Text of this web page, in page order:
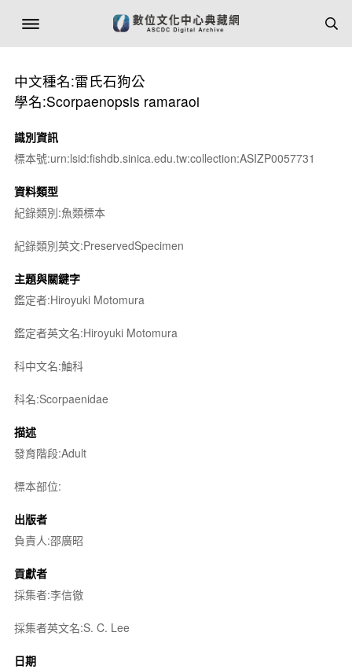
中文種名:雷氏石狗公
學名:Scorpaenopsis ramaraoi
識別資訊
標本號:urn:lsid:fishdb.sinica.edu.tw:collection:ASIZP0057731
資料類型
紀錄類別:魚類標本
紀錄類別英文:PreservedSpecimen
主題與關鍵字
鑑定者:Hiroyuki Motomura
鑑定者英文名:Hiroyuki Motomura
科中文名:鮋科
科名:Scorpaenidae
描述
發育階段:Adult
標本部位:
出版者
負責人:邵廣昭
貢獻者
採集者:李信徹
採集者英文名:S. C. Lee
日期